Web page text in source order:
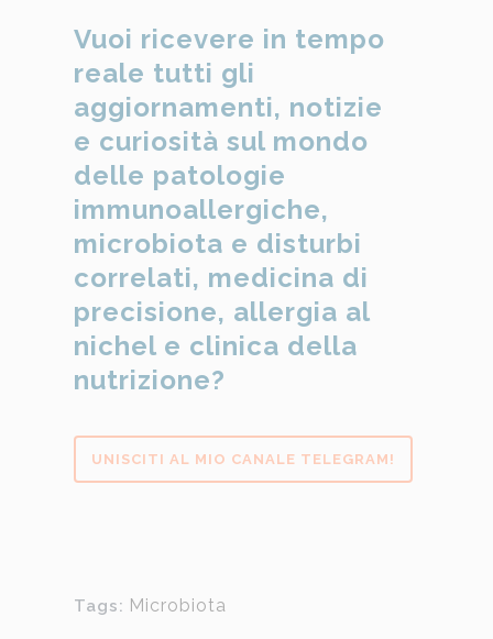
Vuoi ricevere in tempo
reale tutti gli
aggiornamenti, notizie
e curiosità sul mondo
delle patologie
immunoallergiche,
microbiota e disturbi
correlati, medicina di
precisione, allergia al
nichel e clinica della
nutrizione?
UNISCITI AL MIO CANALE TELEGRAM!
Tags: Microbiota